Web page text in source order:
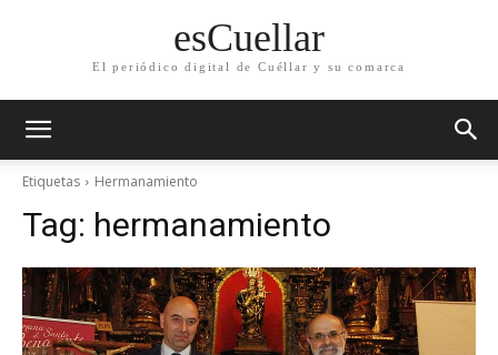
esCuellar
El periódico digital de Cuéllar y su comarca
Etiquetas Hermanamiento
Tag: hermanamiento